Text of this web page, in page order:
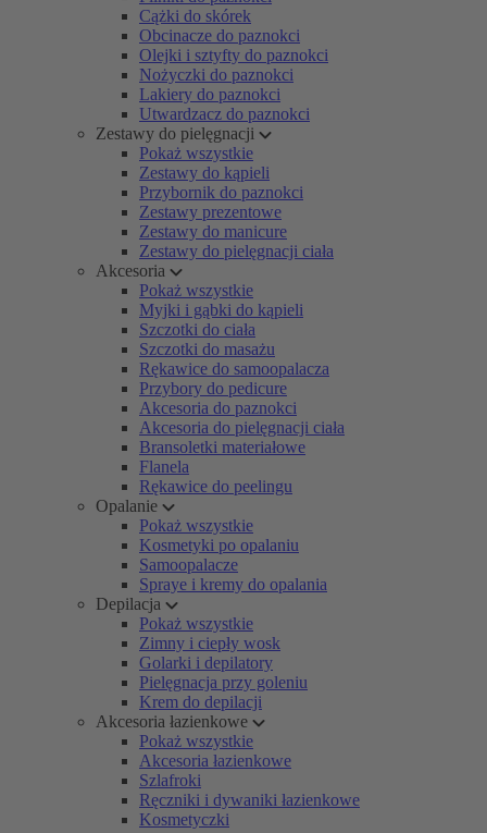
Cążki do skórek
Obcinacze do paznokci
Olejki i sztyfty do paznokci
Nożyczki do paznokci
Lakiery do paznokci
Utwardzacz do paznokci
Zestawy do pielęgnacji
Pokaż wszystkie
Zestawy do kąpieli
Przybornik do paznokci
Zestawy prezentowe
Zestawy do manicure
Zestawy do pielęgnacji ciała
Akcesoria
Pokaż wszystkie
Myjki i gąbki do kąpieli
Szczotki do ciała
Szczotki do masażu
Rękawice do samoopalacza
Przybory do pedicure
Akcesoria do paznokci
Akcesoria do pielęgnacji ciała
Bransoletki materiałowe
Flanela
Rękawice do peelingu
Opalanie
Pokaż wszystkie
Kosmetyki po opalaniu
Samoopalacze
Spraye i kremy do opalania
Depilacja
Pokaż wszystkie
Zimny i ciepły wosk
Golarki i depilatory
Pielęgnacja przy goleniu
Krem do depilacji
Akcesoria łazienkowe
Pokaż wszystkie
Akcesoria łazienkowe
Szlafroki
Ręczniki i dywaniki łazienkowe
Kosmetyczki